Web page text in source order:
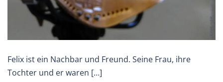
Felix ist ein Nachbar und Freund. Seine Frau, ihre
Tochter und er waren […]